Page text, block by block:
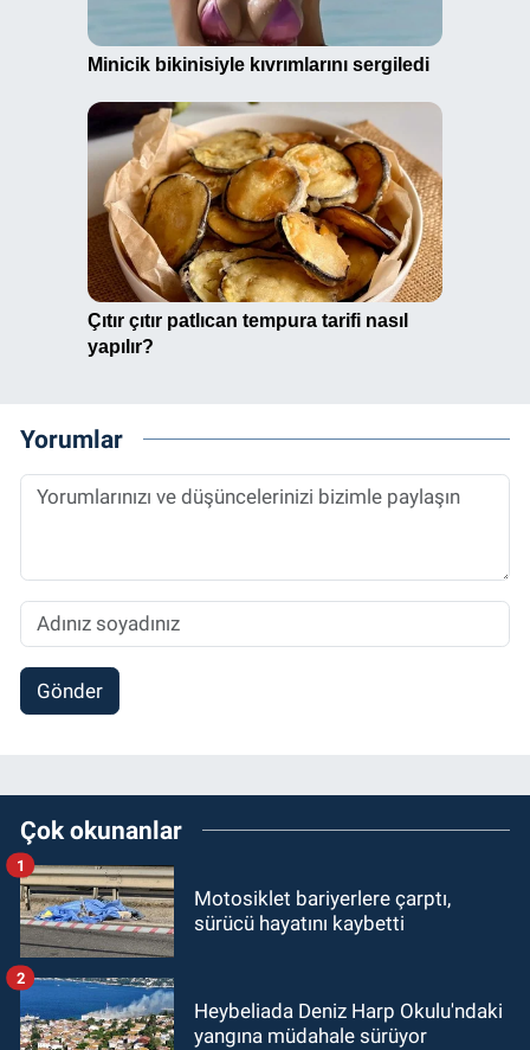
Yorumlar
Gönder
Çok okunanlar
Motosiklet bariyerlere çarptı,
sürücü hayatını kaybetti
1
Heybeliada Deniz Harp Okulu'ndaki
yangına müdahale sürüyor
2